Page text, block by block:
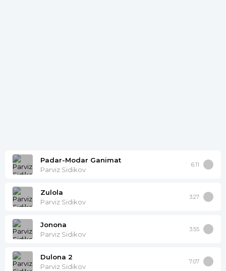
Padar-Modar Ganimat
Parviz Sidikov
6:11
Zulola
Parviz Sidikov
3:27
Jonona
Parviz Sidikov
3:55
Dulona 2
Parviz Sidikov
7:07